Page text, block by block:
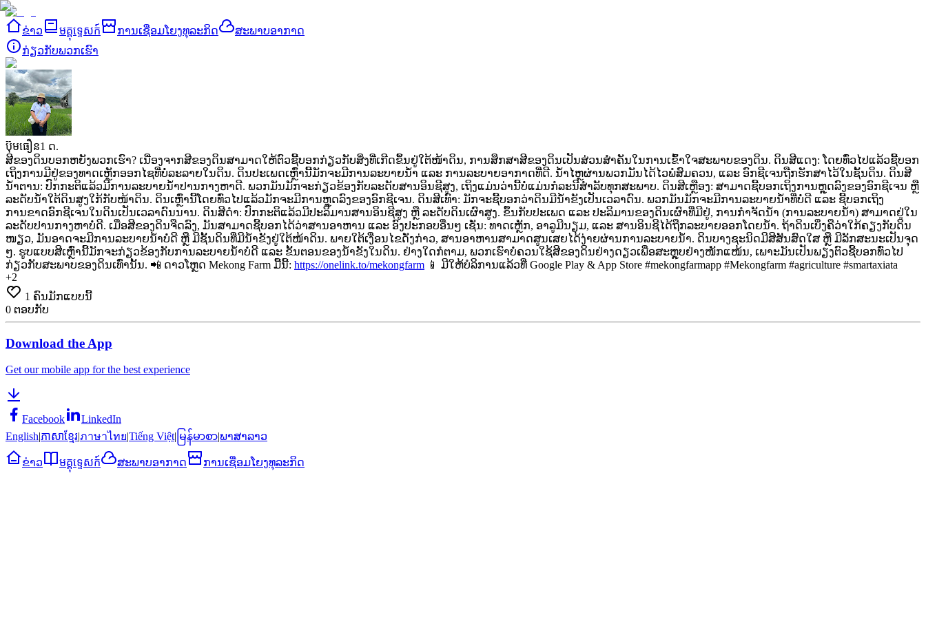
ຂ່າວ មគ្គុទ្ទេសក៍ ການເຊື່ອມໂຍງທຸລະກິດ
ສະພາບອາກາດ
ກ່ຽວ​ກັບ​ພວກ​ເຮົາ
ប៊ុមធឿន1 ດ.
ສີຂອງດິນບອກຫຍັງພວກເຮົາ? ເນື່ອງຈາກສີຂອງດິນສາມາດໃຫ້ຕົວຊີ້ບອກກ່ຽວກັບສິ່ງທີ່ເກີດຂຶ້ນຢູ່ໃຕ້ໜ້າດິນ, ການສຶກສາສີຂອງດິນເປັນສ່ວນສຳຄັນໃນການເຂົ້າໃຈສະພາບຂອງດິນ. ດິນສີແດງ: ໂດຍທົ່ວໄປແລ້ວຊີ້ບອກ
ເຖິງການມີຢູ່ຂອງທາດເຫຼັກອອກໄຊທີ່ບໍ່ລະລາຍໃນດິນ. ດິນປະເພດເຫຼົ່ານີ້ມັກຈະມີການລະບາຍນ້ຳ ແລະ ການລະບາຍອາກາດທີ່ດີ. ນ້ຳໄຫຼຜ່ານພວກມັນໄດ້ໄວພໍສົມຄວນ, ແລະ ອົກຊີເຈນຖືກຮັກສາໄວ້ໃນຊັ້ນດິນ. ດິນສີ
ນ້ຳຕານ: ປົກກະຕິແລ້ວມີການລະບາຍນ້ຳປານກາງຫາດີ. ພວກມັນມັກຈະກ່ຽວຂ້ອງກັບລະດັບສານອິນຊີສູງ, ເຖິງແມ່ນວ່ານີ້ບໍ່ແມ່ນກໍລະນີສຳລັບທຸກສະພາບ. ດິນສີເຫຼືອງ: ສາມາດຊີ້ບອກເຖິງການຫຼຸດລົງຂອງອົກຊີເຈນ ຫຼື
ລະດັບນ້ຳໃຕ້ດິນສູງໃກ້ກັບໜ້າດິນ. ດິນເຫຼົ່ານີ້ໂດຍທົ່ວໄປແລ້ວມັກຈະມີການຫຼຸດລົງຂອງອົກຊີເຈນ. ດິນສີເທົາ: ມັກຈະຊີ້ບອກວ່າດິນມີນ້ຳຂັງເປັນເວລາດົນ. ພວກມັນມັກຈະມີການລະບາຍນ້ຳທີ່ບໍ່ດີ ແລະ ຊີ້ບອກເຖິງ
ການຂາດອົກຊີເຈນໃນດິນເປັນເວລາດົນນານ. ດິນສີດຳ: ປົກກະຕິແລ້ວມີປະລິມານສານອິນຊີສູງ ຫຼື ລະດັບດິນເຜົາສູງ. ຂຶ້ນກັບປະເພດ ແລະ ປະລິມານຂອງດິນເຜົາທີ່ມີຢູ່, ການກຳຈັດນ້ຳ (ການລະບາຍນ້ຳ) ສາມາດຢູ່ໃນ
ລະດັບປານກາງຫາບໍ່ດີ. ເມື່ອສີຂອງດິນຈືດລົງ, ມັນສາມາດຊີ້ບອກໄດ້ວ່າສານອາຫານ ແລະ ອົງປະກອບອື່ນໆ ເຊັ່ນ: ທາດເຫຼັກ, ອາລູມີນຽມ, ແລະ ສານອິນຊີໄດ້ຖືກລະບາຍອອກໂດຍນ້ຳ. ຖ້າດິນເບິ່ງຄືວ່າໃກ້ຄຽງກັບດິນ
ໜຽວ, ມັນອາດຈະມີການລະບາຍນ້ຳບໍ່ດີ ຫຼື ມີຊັ້ນດິນທີ່ມີນ້ຳຂັງຢູ່ໃຕ້ໜ້າດິນ. ພາຍໃຕ້ເງື່ອນໄຂດັ່ງກ່າວ, ສານອາຫານສາມາດສູນເສຍໄດ້ງ່າຍຜ່ານການລະບາຍນ້ຳ. ດິນບາງຊະນິດມີສີສັນສົດໃສ ຫຼື ມີລັກສະນະເປັນຈຸດ
ໆ. ຮູບແບບສີເຫຼົ່ານີ້ມັກຈະກ່ຽວຂ້ອງກັບການລະບາຍນ້ຳບໍ່ດີ ແລະ ຂັ້ນຕອນຂອງນ້ຳຂັງໃນດິນ. ຢ່າງໃດກໍຕາມ, ພວກເຮົາບໍ່ຄວນໃຊ້ສີຂອງດິນຢ່າງດຽວເພື່ອສະຫຼຸບຢ່າງໜັກແໜ້ນ, ເພາະມັນເປັນພຽງຕົວຊີ້ບອກທົ່ວໄປ
ກ່ຽວກັບສະພາບຂອງດິນເທົ່ານັ້ນ. 📲 ດາວໂຫຼດ Mekong Farm ມື້ນີ້: https://onelink.to/mekongfarm 📱 ມີໃຫ້ບໍລິການແລ້ວທີ່ Google Play & App Store #mekongfarmapp #Mekongfarm #agriculture #smartaxiata
+2
1 ຄົນມັກແບບນີ້
0 ຕອບກັບ
Download the App
Get our mobile app for the best experience
Facebook
LinkedIn
English|ភាសាខ្មែរ|ภาษาไทย|Tiếng Việt| မြန်မာစာ|ພາສາລາວ
ຂ່າວ មគ្គុទ្ទេសក៍ ສະພາບອາກາດ ການເຊື່ອມໂຍງທຸລະກິດ